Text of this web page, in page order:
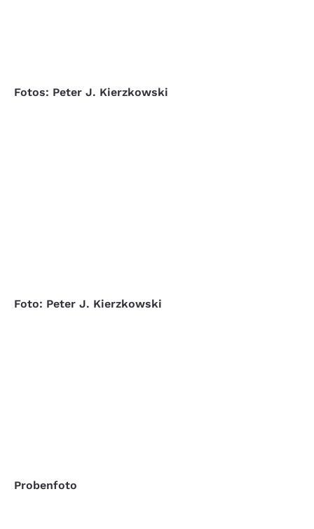
Fotos: Peter J. Kierzkowski
Foto: Peter J. Kierzkowski
Probenfoto